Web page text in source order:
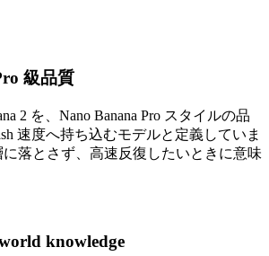
級品質
2 を、Nano Banana Pro スタイルの品
速度へ持ち込むモデルと定義していま
落とさず、高速反復したいときに意味
knowledge